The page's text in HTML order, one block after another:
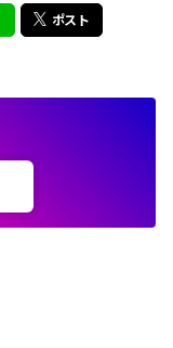
ポスト